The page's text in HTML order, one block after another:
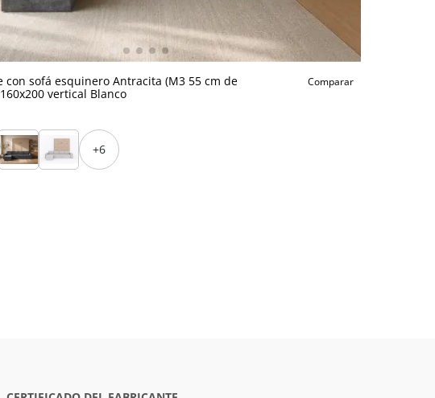
con sofá esquinero Antracita (M3 55 cm de
vertical Blanco
Comparar
+6